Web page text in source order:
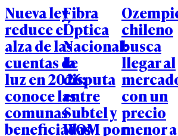
Nueva ley
reduce el
alza de las
cuentas de
luz en 2026:
conoce las
comunas
beneficiadas
Fibra
Óptica
Nacional:
la
disputa
entre
Subtel y
WOM por
chileno
busca
llegar al
con un
precio
menor